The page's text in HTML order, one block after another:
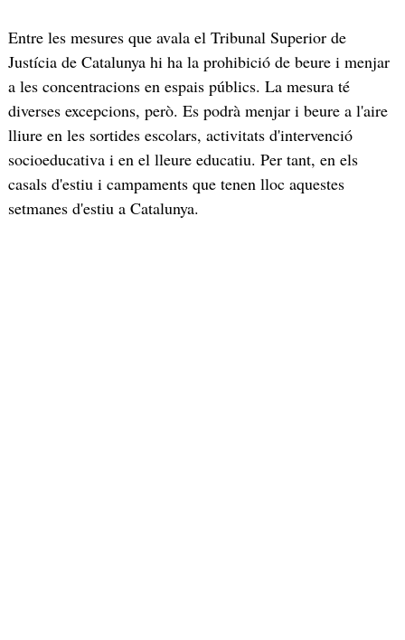
Entre les mesures que avala el Tribunal Superior de
Justícia de Catalunya hi ha la prohibició de beure i menjar
a les concentracions en espais públics. La mesura té
diverses excepcions, però. Es podrà menjar i beure a l'aire
lliure en les sortides escolars, activitats d'intervenció
socioeducativa i en el lleure educatiu. Per tant, en els
casals d'estiu i campaments que tenen lloc aquestes
setmanes d'estiu a Catalunya.